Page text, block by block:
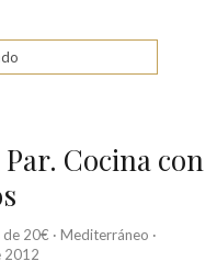
Cocina con
de 20€ · Mediterráneo ·
2012